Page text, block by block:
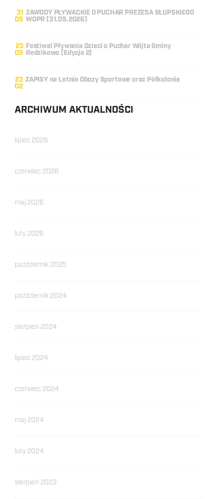
31
05
ZAWODY PŁYWACKIE O PUCHAR PREZESA SŁUPSKIEGO
WOPR (31.05.2026)
23
05
Festiwal Pływania Dzieci o Puchar Wójta Gminy
Redzikowo (Edycja 2)
23
02
ZAPISY na Letnie Obozy Sportowe oraz Półkolonie
ARCHIWUM AKTUALNOŚCI
lipiec 2026
czerwiec 2026
maj 2026
luty 2026
październik 2025
październik 2024
sierpień 2024
lipiec 2024
czerwiec 2024
maj 2024
luty 2024
sierpień 2023